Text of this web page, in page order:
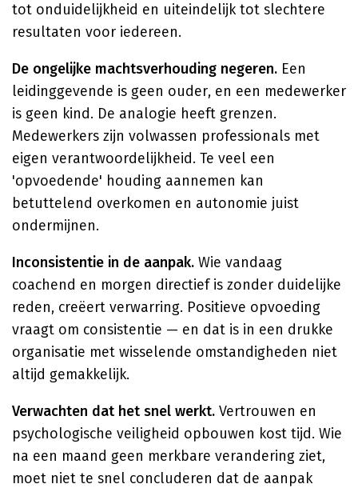
tot onduidelijkheid en uiteindelijk tot slechtere
resultaten voor iedereen.
De ongelijke machtsverhouding negeren. Een
leidinggevende is geen ouder, en een medewerker
is geen kind. De analogie heeft grenzen.
Medewerkers zijn volwassen professionals met
eigen verantwoordelijkheid. Te veel een
'opvoedende' houding aannemen kan
betuttelend overkomen en autonomie juist
ondermijnen.
Inconsistentie in de aanpak. Wie vandaag
coachend en morgen directief is zonder duidelijke
reden, creëert verwarring. Positieve opvoeding
vraagt om consistentie — en dat is in een drukke
organisatie met wisselende omstandigheden niet
altijd gemakkelijk.
Verwachten dat het snel werkt. Vertrouwen en
psychologische veiligheid opbouwen kost tijd. Wie
na een maand geen merkbare verandering ziet,
moet niet te snel concluderen dat de aanpak